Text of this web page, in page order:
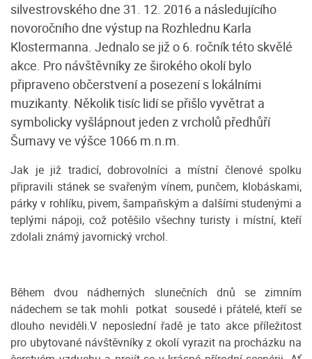
silvestrovského dne 31. 12. 2016 a následujícího
novoročního dne výstup na Rozhlednu Karla
Klostermanna. Jednalo se již o 6. ročník této skvělé
akce. Pro návštěvníky ze širokého okolí bylo
připraveno občerstvení a posezení s lokálními
muzikanty. Několik tisíc lidí se přišlo vyvětrat a
symbolicky vyšlápnout jeden z vrcholů předhůří
Šumavy ve výšce 1066 m.n.m.
Jak je již tradicí, dobrovolníci a místní členové spolku
připravili stánek se svařeným vínem, punčem, klobáskami,
párky v rohlíku, pivem, šampaňským a dalšími studenými a
teplými nápoji, což potěšilo všechny turisty i místní, kteří
zdolali známý javornický vrchol.
Během dvou nádherných slunečních dnů se zimním
nádechem se tak mohli potkat sousedé i přátelé, kteří se
dlouho neviděli.V neposlední řadě je tato akce příležitost
pro ubytované návštěvníky z okolí vyrazit na procházku na